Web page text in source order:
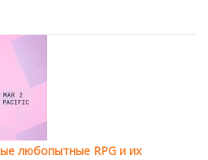
любопытные RPG и их